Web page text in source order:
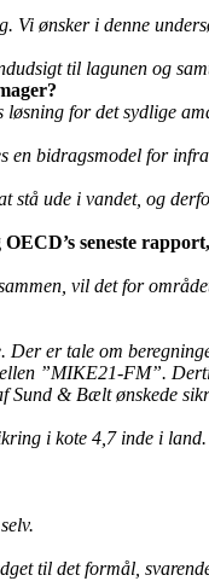
ønsker i denne
til lagunen og
for det sydlige
en bidragsmodel for
stå ude i vandet, og
seneste
vil det for
er tale om
”MIKE21-FM”.
& Bælt ønskede
i kote 4,7 inde i land.
til det formål,